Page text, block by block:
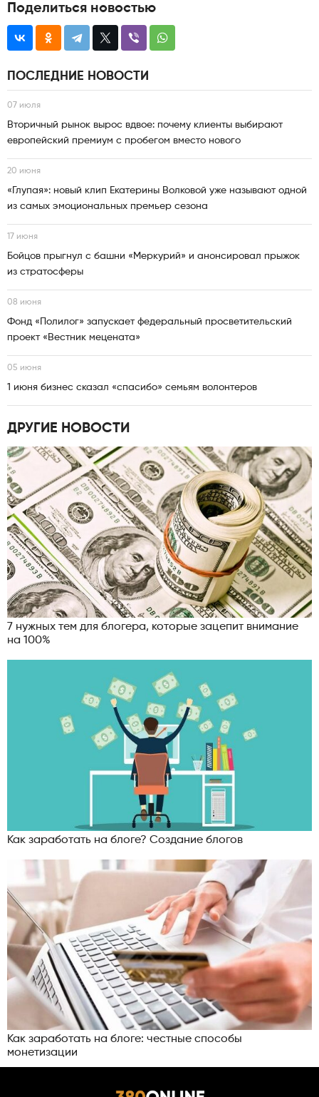
Поделиться новостью
ПОСЛЕДНИЕ НОВОСТИ
07 июля
Вторичный рынок вырос вдвое: почему клиенты выбирают
европейский премиум с пробегом вместо нового
20 июня
«Глупая»: новый клип Екатерины Волковой уже называют одной
из самых эмоциональных премьер сезона
17 июня
Бойцов прыгнул с башни «Меркурий» и анонсировал прыжок
из стратосферы
08 июня
Фонд «Полилог» запускает федеральный просветительский
проект «Вестник мецената»
05 июня
1 июня бизнес сказал «спасибо» семьям волонтеров
ДРУГИЕ НОВОСТИ
7 нужных тем для блогера, которые зацепит внимание
на 100%
Как заработать на блоге? Создание блогов
Как заработать на блоге: честные способы
монетизации